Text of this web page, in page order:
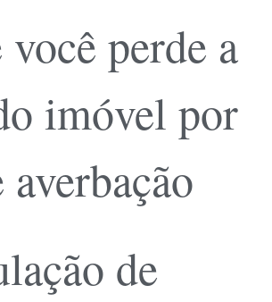
perde a
imóvel por
de